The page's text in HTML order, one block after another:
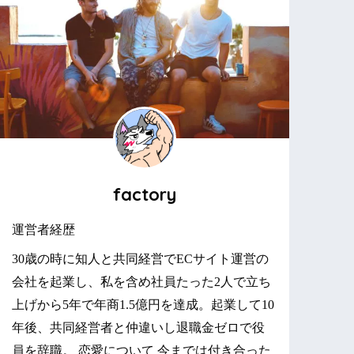
factory
運営者経歴
30歳の時に知人と共同経営でECサイト運営の
会社を起業し、私を含め社員たった2人で立ち
上げから5年で年商1.5億円を達成。起業して10
年後、共同経営者と仲違いし退職金ゼロで役
員を辞職。 恋愛について 今までは付き合った